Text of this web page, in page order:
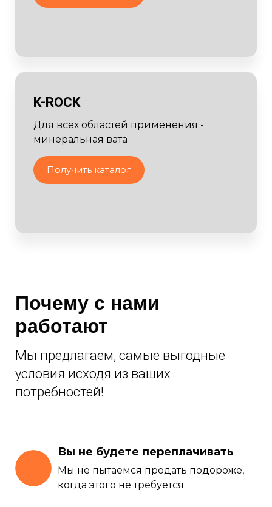
K-ROCK
Для всех областей применения -
минеральная вата
Получить каталог
Почему с нами
работают
Мы предлагаем, самые выгодные
условия исходя из ваших
потребностей!
Вы не будете переплачивать
Мы не пытаемся продать подороже,
когда этого не требуется